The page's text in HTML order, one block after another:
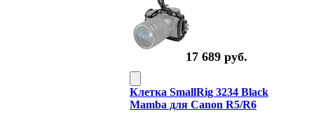
17 689 руб.
Клетка SmallRig 3234 Black
Mamba для Canon R5/R6